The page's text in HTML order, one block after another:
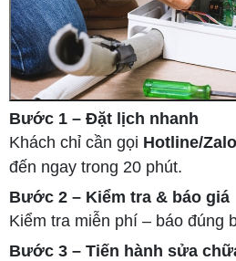
Bước 1 – Đặt lịch nhanh
Khách chỉ cần gọi Hotline/
đến ngay trong 20 phút.
Bước 2 – Kiểm tra & báo giá
Kiểm tra miễn phí – báo đúng
Bước 3 – Tiến hành sửa